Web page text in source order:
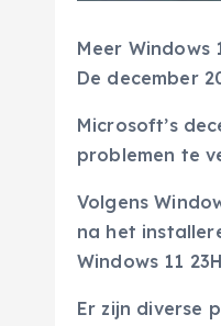
Meer Windows
De december
Microsoft’s
problemen te
Volgens
na het
Windows 11
Er zijn diverse